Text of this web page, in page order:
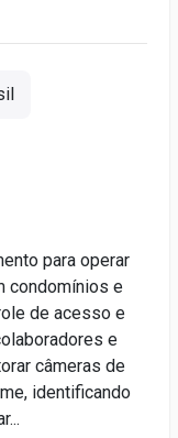
para operar
condomínios e
de acesso e
e
câmeras de
identificando